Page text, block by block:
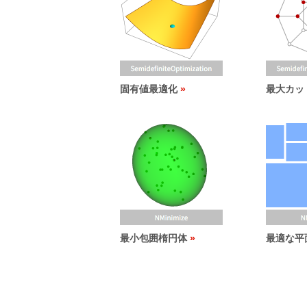
固有値最適化 最大カッ
最小包囲楕円体 最適な平